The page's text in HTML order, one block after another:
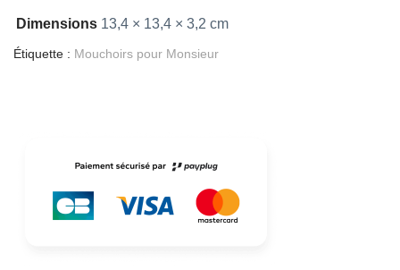
Dimensions 13,4 × 13,4 × 3,2 cm
Étiquette : Mouchoirs pour Monsieur